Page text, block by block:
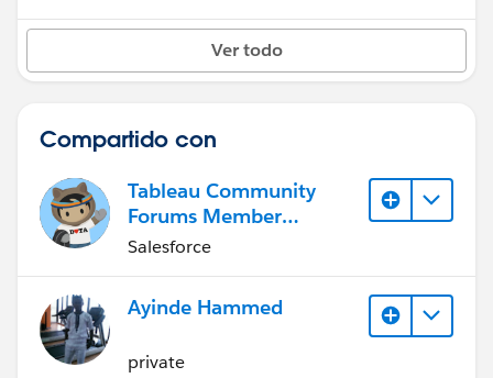
Ver todo
Compartido con
Tableau Community
Forums Member
(Inactive)
Salesforce
Ayinde Hammed
private